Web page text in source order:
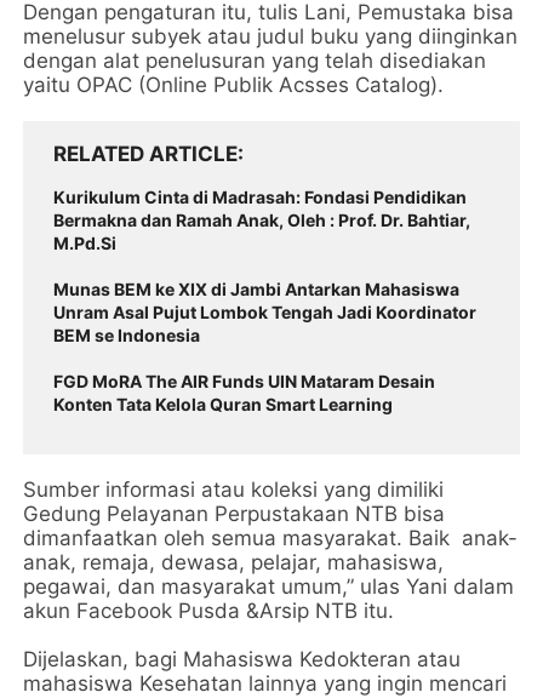
Dengan pengaturan itu, tulis Lani, Pemustaka bisa
menelusur subyek atau judul buku yang diinginkan
dengan alat penelusuran yang telah disediakan
yaitu OPAC (Online Publik Acsses Catalog).
RELATED ARTICLE
Kurikulum Cinta di Madrasah: Fondasi Pendidikan
Bermakna dan Ramah Anak, Oleh : Prof. Dr. Bahtiar,
M.Pd.Si
Munas BEM ke XIX di Jambi Antarkan Mahasiswa
Unram Asal Pujut Lombok Tengah Jadi Koordinator
BEM se Indonesia
FGD MoRA The AIR Funds UIN Mataram Desain
Konten Tata Kelola Quran Smart Learning
Sumber informasi atau koleksi yang dimiliki
Gedung Pelayanan Perpustakaan NTB bisa
dimanfaatkan oleh semua masyarakat. Baik anak-
anak, remaja, dewasa, pelajar, mahasiswa,
pegawai, dan masyarakat umum,” ulas Yani dalam
akun Facebook Pusda &Arsip NTB itu.
Dijelaskan, bagi Mahasiswa Kedokteran atau
mahasiswa Kesehatan lainnya yang ingin mencari